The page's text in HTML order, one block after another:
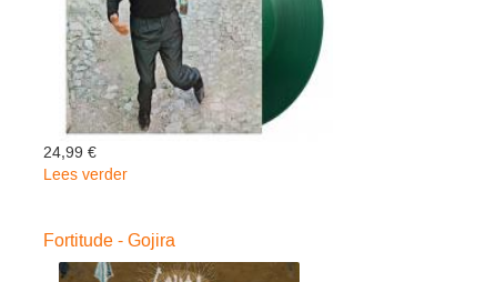
24,99 €
Lees verder
-
Cuby
Fortitude - Gojira